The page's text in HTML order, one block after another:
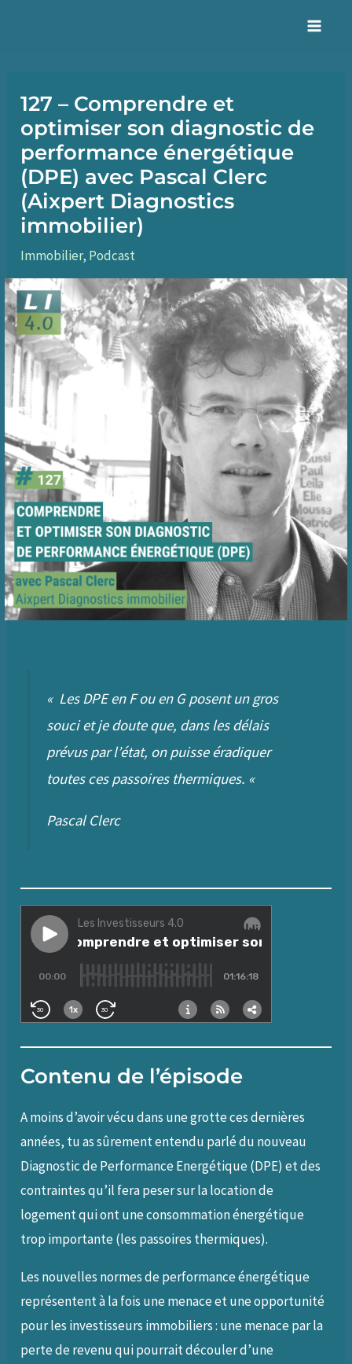
127 – Comprendre et
optimiser son diagnostic de
performance énergétique
(DPE) avec Pascal Clerc
(Aixpert Diagnostics
immobilier)
Immobilier, Podcast
« Les DPE en F ou en G posent un gros
souci et je doute que, dans les délais
prévus par l’état, on puisse éradiquer
toutes ces passoires thermiques. «
Pascal Clerc
Contenu de l’épisode
A moins d’avoir vécu dans une grotte ces dernières
années, tu as sûrement entendu parlé du nouveau
Diagnostic de Performance Energétique (DPE) et des
contraintes qu’il fera peser sur la location de
logement qui ont une consommation énergétique
trop importante (les passoires thermiques).
Les nouvelles normes de performance énergétique
représentent à la fois une menace et une opportunité
pour les investisseurs immobiliers : une menace par la
perte de revenu qui pourrait découler d’une